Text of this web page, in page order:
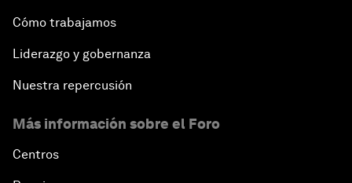
Cómo trabajamos
Liderazgo y gobernanza
Nuestra repercusión
Más información sobre el Foro
Centros